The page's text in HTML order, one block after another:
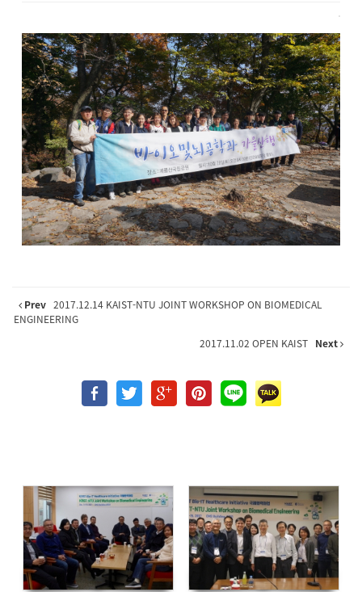
Prev 2017.12.14 KAIST-NTU JOINT WORKSHOP ON BIOMEDICAL
ENGINEERING
2017.11.02 OPEN KAIST Next